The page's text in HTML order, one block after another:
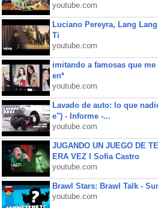
youtube.com
Luciano Pereyra, Lang
Ti
youtube.com
imitando a famosas que
en*
youtube.com
Lavado de auto: lo que
e") - Informe -...
youtube.com
JUGANDO UN JUEGO DE
ERA VEZ l Sofia Castro
youtube.com
Brawl Stars: Brawl Talk -
youtube.com